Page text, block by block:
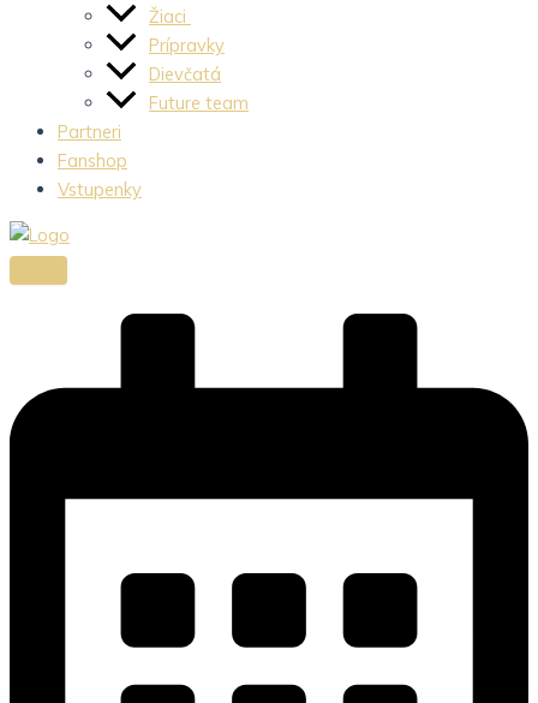
Žiaci
Prípravky
Dievčatá
Future team
Partneri
Fanshop
Vstupenky